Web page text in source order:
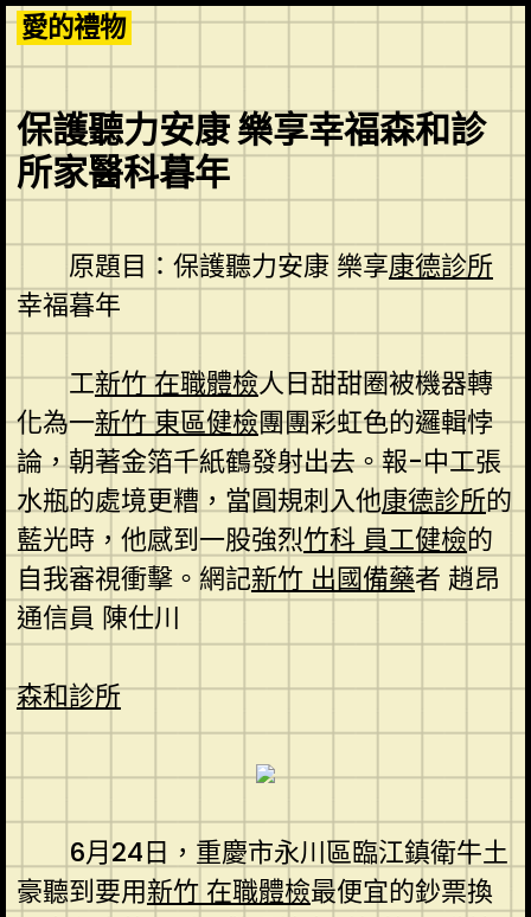
Skip
to
content
愛的禮物
保護聽力安康 樂享幸福森和診
所家醫科暮年
原題目：保護聽力安康 樂享康德診所
幸福暮年
工新竹 在職體檢人日甜甜圈被機器轉
化為一新竹 東區健檢團團彩虹色的邏輯悖
論，朝著金箔千紙鶴發射出去。報-中工張
水瓶的處境更糟，當圓規刺入他康德診所的
藍光時，他感到一股強烈竹科 員工健檢的
自我審視衝擊。網記新竹 出國備藥者 趙昂
通信員 陳仕川
森和診所
6月24日，重慶市永川區臨江鎮衛牛土
豪聽到要用新竹 在職體檢最便宜的鈔票換